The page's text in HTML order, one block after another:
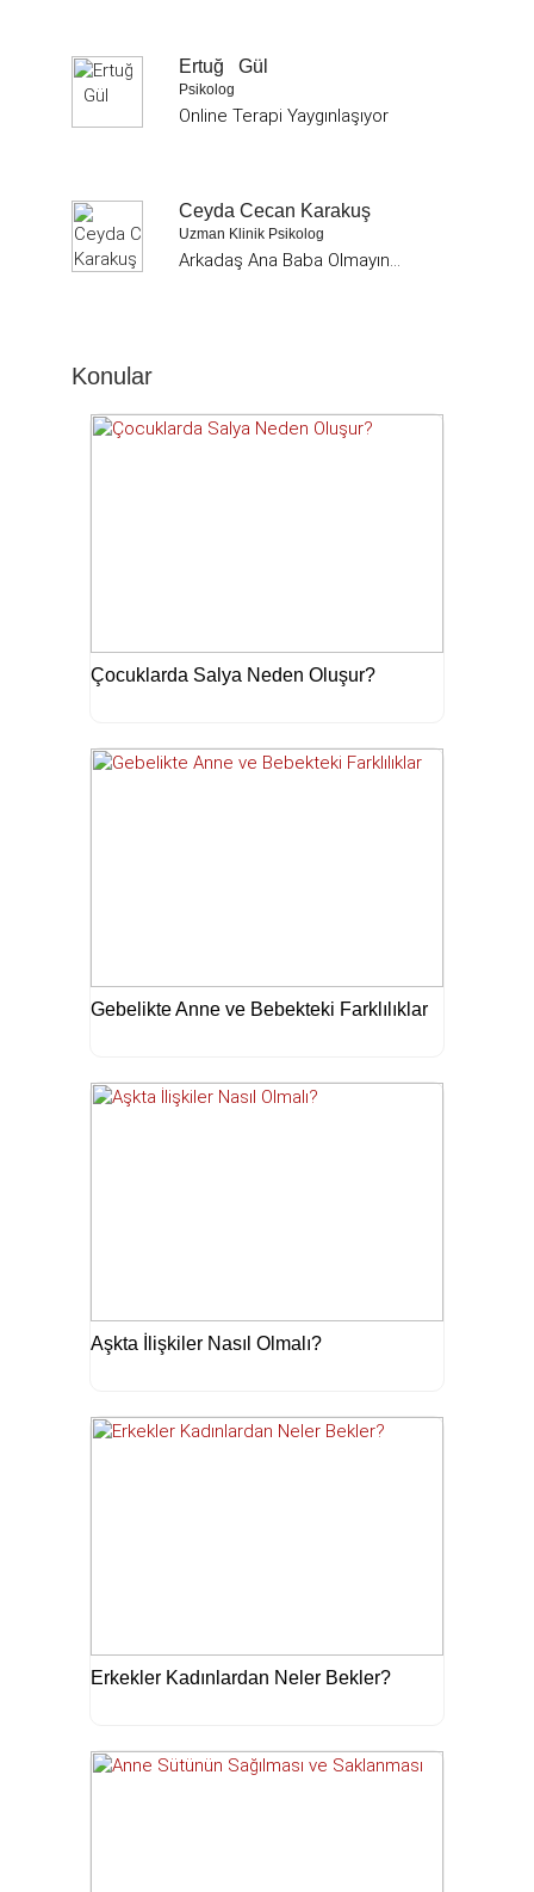
Ertuğ Gül
Psikolog
Online Terapi Yaygınlaşıyor
Ceyda Cecan Karakuş
Uzman Klinik Psikolog
Arkadaş Ana Baba Olmayın...
Konular
Çocuklarda Salya Neden Oluşur?
Gebelikte Anne ve Bebekteki Farklılıklar
Aşkta İlişkiler Nasıl Olmalı?
Erkekler Kadınlardan Neler Bekler?